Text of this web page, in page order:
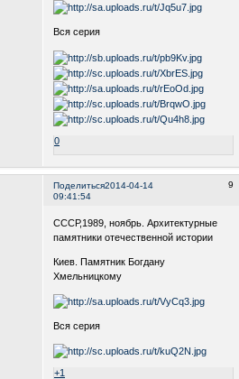
Вся серия
0
Поделиться 9
2014-04-14
09:41:54
СССР,1989, ноябрь. Архитектурные
памятники отечественной истории
Киев. Памятник Богдану
Хмельницкому
Вся серия
+1